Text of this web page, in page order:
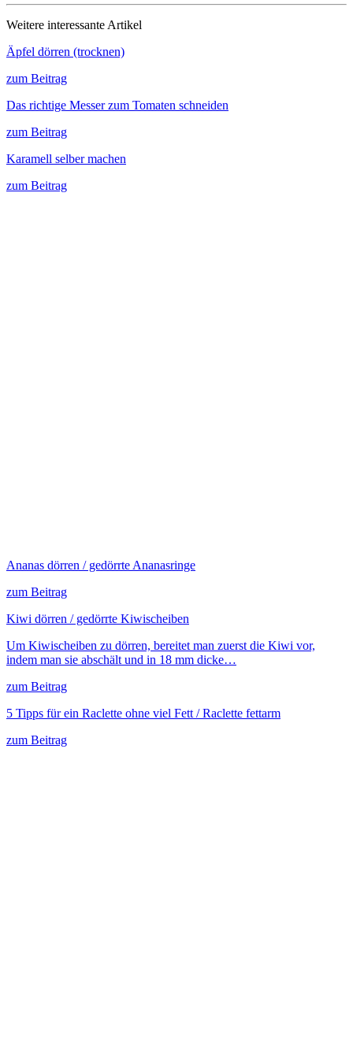
Weitere interessante Artikel
Äpfel dörren (trocknen)
zum Beitrag
Das richtige Messer zum Tomaten schneiden
zum Beitrag
Karamell selber machen
zum Beitrag
Ananas dörren / gedörrte Ananasringe
zum Beitrag
Kiwi dörren / gedörrte Kiwischeiben
Um Kiwischeiben zu dörren, bereitet man zuerst die Kiwi vor,
indem man sie abschält und in 18 mm dicke…
zum Beitrag
5 Tipps für ein Raclette ohne viel Fett / Raclette fettarm
zum Beitrag